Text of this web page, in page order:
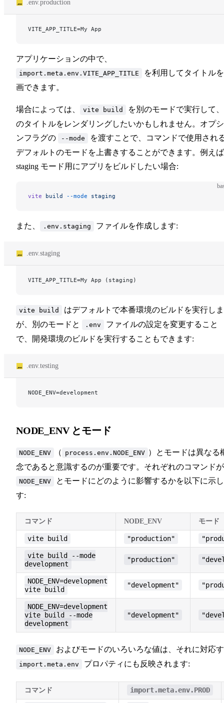
.env.production
VITE_APP_TITLE=My App
アプリケーションの中で、
import.meta.env.VITE_APP_TITLE
を利用してタイトル
画できます。
場合によっては、 vite build
を別のモードで実行して
のタイトルをレンダリングしたいかもしれません。オプ
ンフラグの
--mode
を渡すことで、コマンドで使用され
デフォルトのモードを上書きすることができます。例え
staging モード用にアプリをビルドしたい場合:
vite build --mode staging
また、 .env.staging ファイルを作成します:
.env.staging
VITE_APP_TITLE=My App (staging)
vite build
はデフォルトで本番環境のビルドを実行し
が、別のモードと
.env
ファイルの設定を変更すること
で、開発環境のビルドを実行することもできます:
.env.testing
NODE_ENV=development
NODE_ENV とモード
NODE_ENV （ process.env.NODE_ENV ）とモードは異なる
念であると意識するのが重要です。それぞれのコマンドが
NODE_ENV
とモードにどのように影響するかを以下に示
す:
コマンド NODE_ENV モード
vite build "production"
vite build --mode
development
"production"
NODE_ENV=development
vite build
"development"
NODE_ENV=development
vite build --mode
development
"development"
NODE_ENV およびモードのいろいろな値は、それに対応
import.meta.env プロパティにも反映されます:
コマンド import.meta.env.PROD